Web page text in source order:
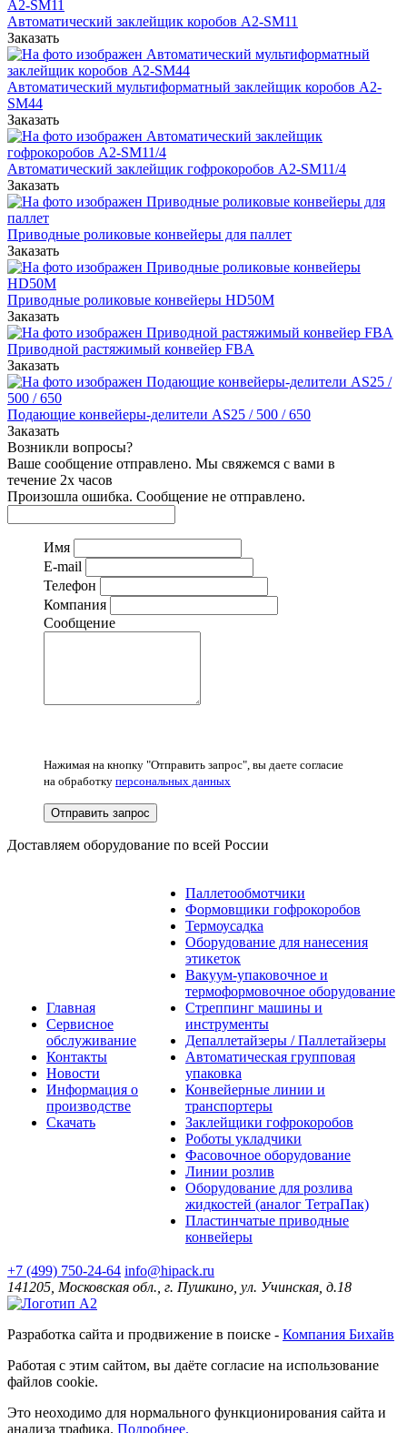
Автоматический заклейщик коробов А2-SM11
Заказать
Автоматический мультиформатный заклейщик коробов A2-
SM44
Заказать
Автоматический заклейщик гофрокоробов A2-SM11/4
Заказать
Приводные роликовые конвейеры для паллет
Заказать
Приводные роликовые конвейеры HD50M
Заказать
Приводной растяжимый конвейер FBA
Заказать
Подающие конвейеры-делители AS25 / 500 / 650
Заказать
Возникли вопросы?
Ваше сообщение отправлено. Мы свяжемся с вами в
течение 2х часов
Произошла ошибка. Сообщение не отправлено.
Имя
E-mail
Телефон
Компания
Сообщение
Нажимая на кнопку "Отправить запрос", вы даете согласие
на обработку персональных данных
Отправить запрос
Доставляем оборудование по всей России
Главная
Сервисное
обслуживание
Контакты
Новости
Информация о
производстве
Скачать
Паллетообмотчики
Формовщики гофрокоробов
Термоусадка
Оборудование для нанесения
этикеток
Вакуум-упаковочное и
термоформовочное оборудование
Стреппинг машины и
инструменты
Депаллетайзеры / Паллетайзеры
Автоматическая групповая
упаковка
Конвейерные линии и
транспортеры
Заклейщики гофрокоробов
Роботы укладчики
Фасовочное оборудование
Линии розлив
Оборудование для розлива
жидкостей (аналог ТетраПак)
Пластинчатые приводные
конвейеры
+7 (499) 750-24-64 info@hipack.ru
141205, Московская обл., г. Пушкино, ул. Учинская, д.18
Разработка сайта и продвижение в поиске - Компания Бихайв
Работая с этим сайтом, вы даёте согласие на использование
файлов cookie.
Это неоходимо для нормального функционирования сайта и
анализа трафика. Подробнее.